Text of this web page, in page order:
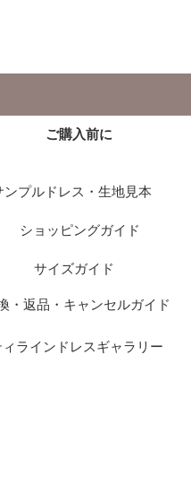
ご購入前に
ンプルドレス・生地見本
ショッピングガイド
サイズガイド
・返品・キャンセルガイド
ィラインドレスギャラリー